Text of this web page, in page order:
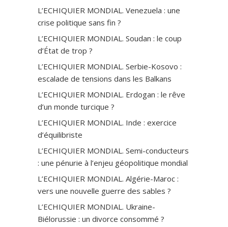
L’ECHIQUIER MONDIAL. Venezuela : une
crise politique sans fin ?
L’ECHIQUIER MONDIAL. Soudan : le coup
d’État de trop ?
L’ECHIQUIER MONDIAL. Serbie-Kosovo :
escalade de tensions dans les Balkans
L’ECHIQUIER MONDIAL. Erdogan : le rêve
d’un monde turcique ?
L’ECHIQUIER MONDIAL. Inde : exercice
d’équilibriste
L’ECHIQUIER MONDIAL. Semi-conducteurs
: une pénurie à l’enjeu géopolitique mondial
L’ECHIQUIER MONDIAL. Algérie-Maroc :
vers une nouvelle guerre des sables ?
L’ECHIQUIER MONDIAL. Ukraine-
Biélorussie : un divorce consommé ?